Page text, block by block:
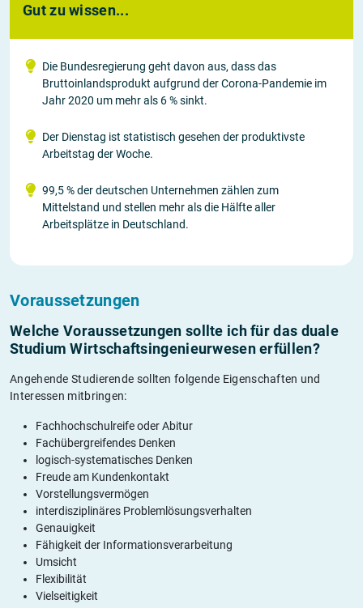
Gut zu wissen...
Die Bundesregierung geht davon aus, dass das
Bruttoinlandsprodukt aufgrund der Corona-Pandemie im
Jahr 2020 um mehr als 6 % sinkt.
Der Dienstag ist statistisch gesehen der produktivste
Arbeitstag der Woche.
99,5 % der deutschen Unternehmen zählen zum
Mittelstand und stellen mehr als die Hälfte aller
Arbeitsplätze in Deutschland.
Voraussetzungen
Welche Voraussetzungen sollte ich für das duale
Studium Wirtschaftsingenieurwesen erfüllen?
Angehende Studierende sollten folgende Eigenschaften und
Interessen mitbringen:
Fachhochschulreife oder Abitur
Fachübergreifendes Denken
logisch-systematisches Denken
Freude am Kundenkontakt
Vorstellungsvermögen
interdisziplinäres Problemlösungsverhalten
Genauigkeit
Fähigkeit der Informationsverarbeitung
Umsicht
Flexibilität
Vielseitigkeit